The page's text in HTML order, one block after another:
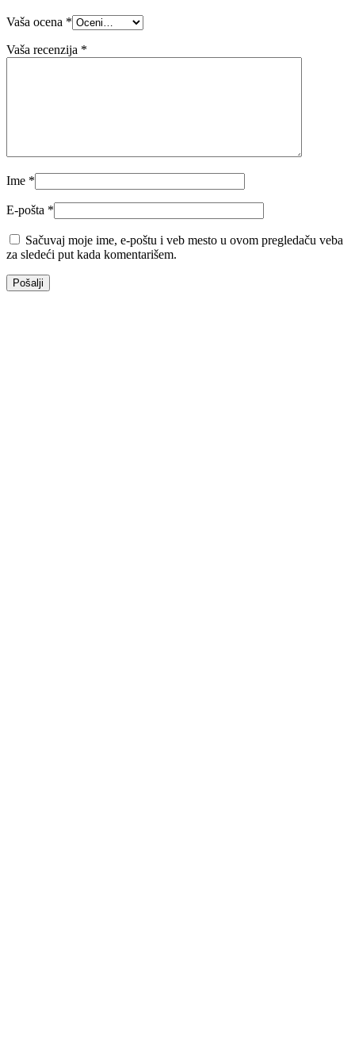
Vaša ocena *
Vaša recenzija *
Ime *
E-pošta *
Sačuvaj moje ime, e-poštu i veb mesto u ovom pregledaču veba
za sledeći put kada komentarišem.